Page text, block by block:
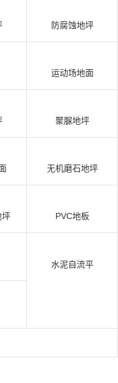
防腐蚀地坪
运动场地面
聚脲地坪
无机磨石地坪
坪 PVC地板
水泥自流平